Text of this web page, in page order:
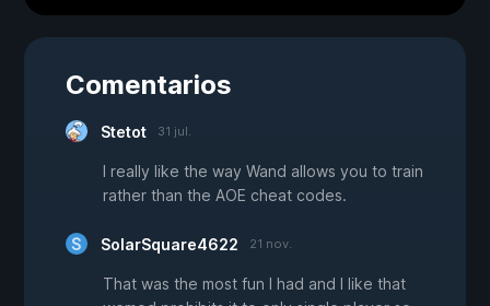
Comentarios
Stetot 31 jul.
I really like the way Wand allows you to train
rather than the AOE cheat codes.
SolarSquare4622 21 nov.
That was the most fun I had and I like that